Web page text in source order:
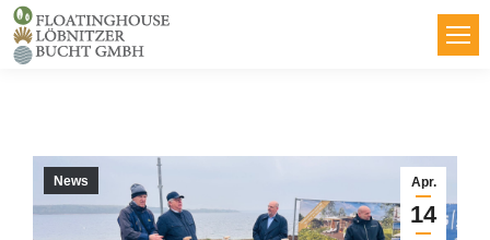
Apr.
14
News